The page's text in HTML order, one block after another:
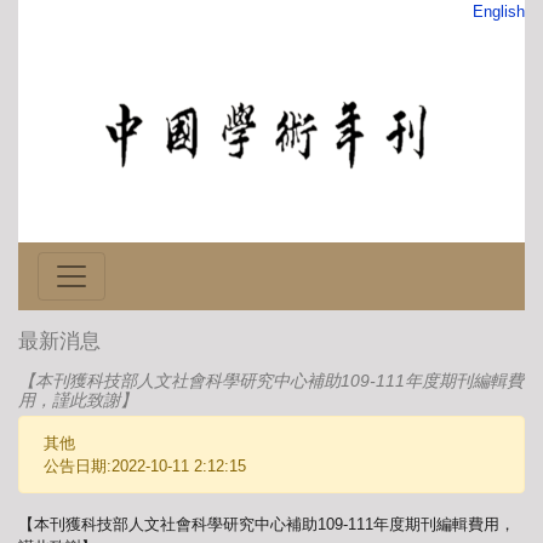
English
最新消息
【本刊獲科技部人文社會科學研究中心補助109-111年度期刊編輯費
用，謹此致謝】
其他
公告日期:2022-10-11 2:12:15
【本刊獲科技部人文社會科學研究中心補助109-111年度期刊編輯費用，